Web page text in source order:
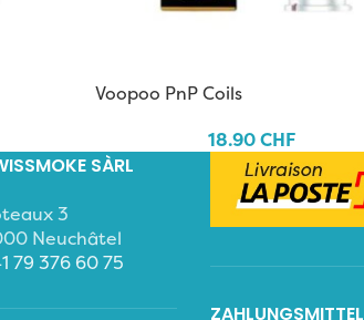
Voopoo PnP Coils
18.90CHF
SÀRL
3
Neuchâtel
79 376 60 75
ZAHLUNGSMITTEL